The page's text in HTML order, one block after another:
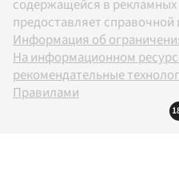
содержащейся в
предоставляет
Информация об
На информационном
рекомендательные
Правилами